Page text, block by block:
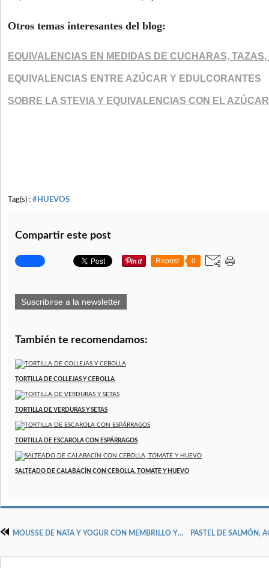
Otros temas interesantes del blog:
EQUIVALENCIAS EN MEDIDAS DE CUCHARAS, TAZAS,
EQUIVALENCIAS ENTRE AZÚCAR Y EDULCORANTES
SOBRE LA STEVIA Y EQUIVALENCIAS CON EL AZÚCAR
Tag(s) : #HUEVOS
Compartir este post
Repost 0
Suscribirse a la newsletter
También te recomendamos:
TORTILLA DE COLLEJAS Y CEBOLLA
TORTILLA DE VERDURAS Y SETAS
TORTILLA DE ESCAROLA CON ESPÁRRAGOS
SALTEADO DE CALABACÍN CON CEBOLLA, TOMATE Y HUEVO
MOUSSE DE NATA Y YOGUR CON MEMBRILLO Y ALMENDRAS